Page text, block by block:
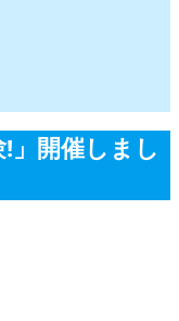
」開催しまし